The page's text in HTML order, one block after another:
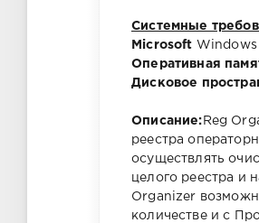
Системные
Microsoft Windows
Оперативная
Дисковое
Описание: Reg
реестра
осуществлять
целого реестра и
Organizer
количестве и с